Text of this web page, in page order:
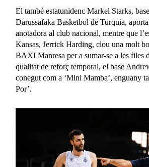
El també estatunidenc Markel Starks,
Darussafaka Basketbol de Turquia,
anotadora al club nacional, mentre que
Kansas, Jerrick Harding, clou una molt
BAXI Manresa per a sumar-se a les files
qualitat de reforç temporal, el base
conegut com a ‘Mini Mamba’, enguany
Por’.